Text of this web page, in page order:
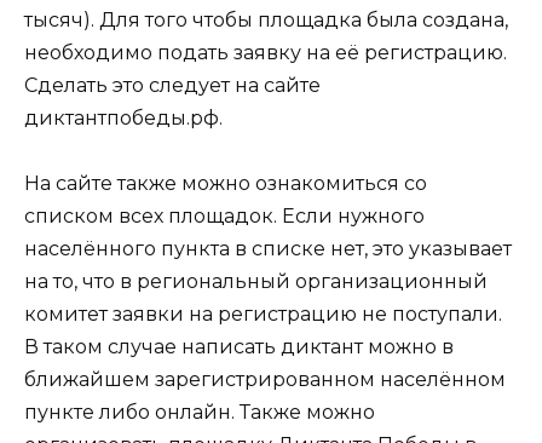
тысяч). Для того чтобы площадка была создана,
необходимо подать заявку на её регистрацию.
Сделать это следует на сайте
диктантпобеды.рф.
На сайте также можно ознакомиться со
списком всех площадок. Если нужного
населённого пункта в списке нет, это указывает
на то, что в региональный организационный
комитет заявки на регистрацию не поступали.
В таком случае написать диктант можно в
ближайшем зарегистрированном населённом
пункте либо онлайн. Также можно